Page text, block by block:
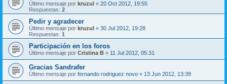
Último mensaje por kruzul « 20 Oct 2012, 19:55
Respuestas: 2
Pedir y agradecer
Último mensaje por kruzul « 30 Jul 2012, 19:28
Respuestas: 1
Participación en los foros
Último mensaje por Cristina B « 11 Jul 2012, 05:31
Gracias Sandrafer
Último mensaje por fernando rodriguez novo « 13 Jun 2012, 13:39